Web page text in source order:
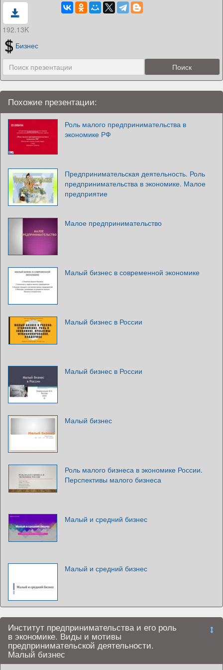
192.13K
Бизнес
Похожие презентации:
Роль малого предпринимательства в
экономике РФ
Предпринимательская деятельность. Роль
предпринимательства в экономике. Малое
предприятие
Малое предпринимательство
Малый бизнес в современной экономике
Малый бизнес в России
Малый бизнес в России
Малый бизнес
Роль малого бизнеса в экономике России.
Перспективы малого бизнеса
Малый и средний бизнес
Малый и средний бизнес
Институт предпринимательства и его роль
в экономике. Виды и мотивы
предпринимательской деятельности.
Малый бизнес